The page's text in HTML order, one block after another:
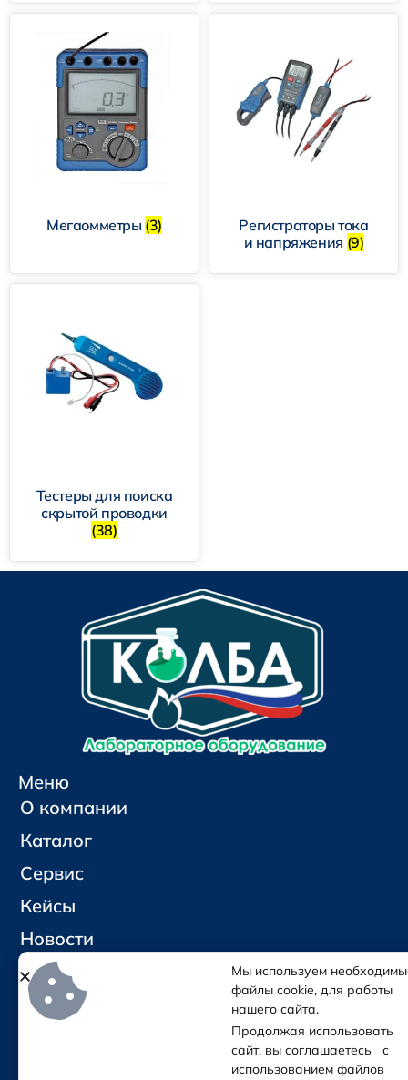
1. Аналоговые тестеры изоляции
2. Измерители напряжения
Мегаомметры (3)
Регистраторы тока
и напряжения (9)
Тестеры для поиска
скрытой проводки
(38)
Меню
О компании
Каталог
Сервис
Кейсы
Новости
Контакты
Социальные сети и контакты
Мы используем
файлы cookie, для работы
нашего сайта.
Продолжая использовать
сайт, вы соглашаетесь с
использованием файлов